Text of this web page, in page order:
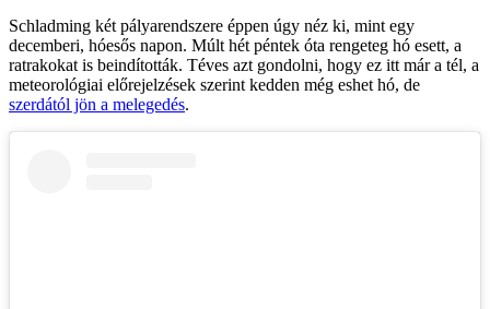
Schladming két pályarendszere éppen úgy néz ki, mint egy
decemberi, hóesős napon. Múlt hét péntek óta rengeteg hó esett, a
ratrakokat is beindították. Téves azt gondolni, hogy ez itt már a tél, a
meteorológiai előrejelzések szerint kedden még eshet hó, de
szerdától jön a melegedés.